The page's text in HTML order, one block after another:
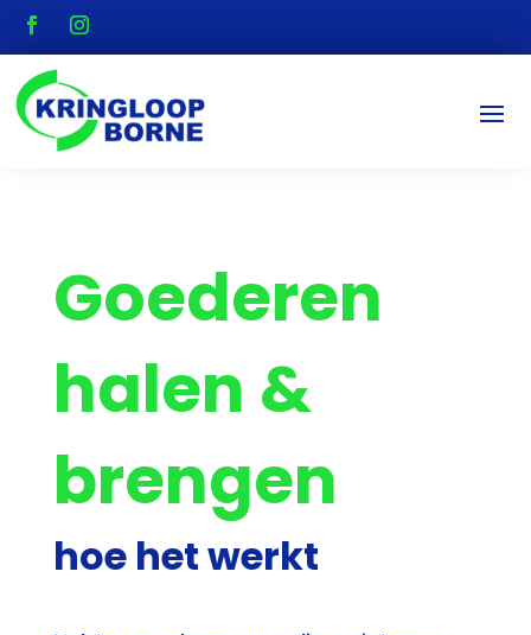
Goederen
halen &
brengen
hoe het werkt